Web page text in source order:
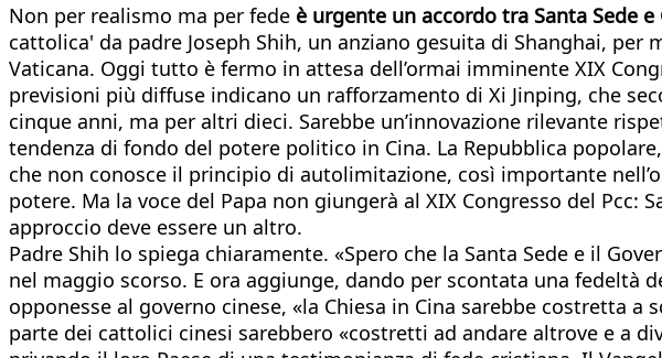
Non per realismo ma per fede è urgente un accordo tra Santa Sede e
cattolica' da padre Joseph Shih, un anziano gesuita di Shanghai,
Vaticana. Oggi tutto è fermo in attesa dell’ormai imminente XIX
previsioni più diffuse indicano un rafforzamento di Xi Jinping, che
cinque anni, ma per altri dieci. Sarebbe un’innovazione rilevante
tendenza di fondo del potere politico in Cina. La Repubblica
che non conosce il principio di autolimitazione, così importante
potere. Ma la voce del Papa non giungerà al XIX Congresso del
approccio deve essere un altro.
Padre Shih lo spiega chiaramente. «Spero che la Santa Sede e il
nel maggio scorso. E ora aggiunge, dando per scontata una fedeltà
opponesse al governo cinese, «la Chiesa in Cina sarebbe costretta
parte dei cattolici cinesi sarebbero «costretti ad andare altrove e a